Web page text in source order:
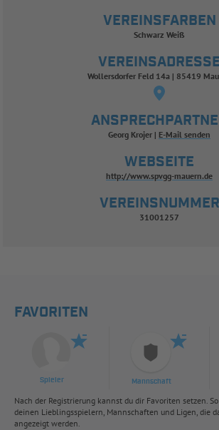
VEREINSFARBEN
Schwarz Weiß
VEREINSADRESSE
Wollersdorfer Feld 14a | 85419
Georg Krojer E-Mail senden
WEBSEITE
http://www.spvgg-mauern.de
VEREINSNUMMER
31001257
FAVORITEN
Spieler Mannschaft
Nach der Registrierung kannst du dir Favoriten setzen.
deinen Lieblingsspielern, Mannschaften und Ligen, die
angezeigt werden.